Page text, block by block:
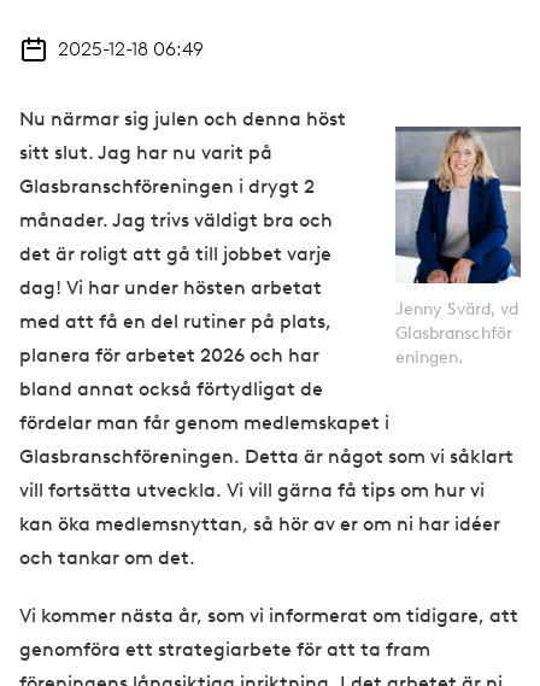
i
2025-12-18 06:49
Jenny Svärd, vd
Glasbranschför
eningen.
Nu närmar sig julen och denna höst
sitt slut. Jag har nu varit på
Glasbranschföreningen i drygt 2
månader. Jag trivs väldigt bra och
det är roligt att gå till jobbet varje
dag! Vi har under hösten arbetat
med att få en del rutiner på plats,
planera för arbetet 2026 och har
bland annat också förtydligat de
fördelar man får genom medlemskapet i
Glasbranschföreningen. Detta är något som vi såklart
vill fortsätta utveckla. Vi vill gärna få tips om hur vi
kan öka medlemsnyttan, så hör av er om ni har idéer
och tankar om det.
Vi kommer nästa år, som vi informerat om tidigare, att
genomföra ett strategiarbete för att ta fram